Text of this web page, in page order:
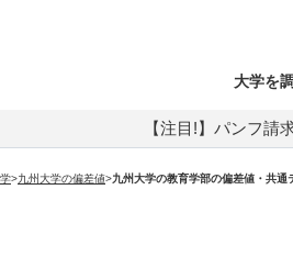
大学を
【注目!】パンフ請
>九州大学の偏差値>九州大学の教育学部の偏差値・共通